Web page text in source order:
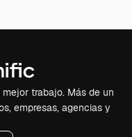
trabajo. Más de un
empresas, agencias y